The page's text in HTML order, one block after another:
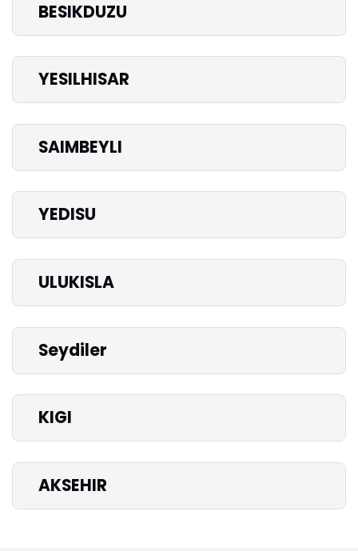
BESIKDUZU
YESILHISAR
SAIMBEYLI
YEDISU
ULUKISLA
Seydiler
KIGI
AKSEHIR